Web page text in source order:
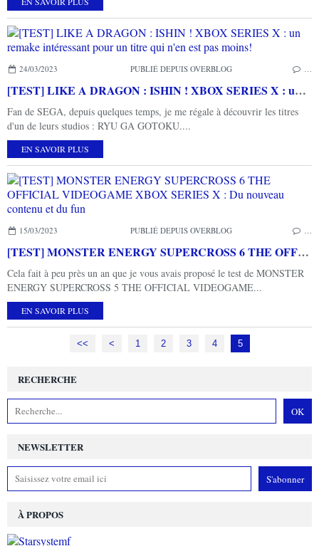
24/03/2023 PUBLIÉ DEPUIS OVERBLOG
[TEST] LIKE A DRAGON : ISHIN ! XBOX SERIES X : un remake intéressant pour un titre qui n'en est pas moins!
Fan de SEGA, depuis quelques temps, je me régale à découvrir les titres
d'un de leurs studios : RYU GA GOTOKU....
EN SAVOIR PLUS
15/03/2023 PUBLIÉ DEPUIS OVERBLOG
[TEST] MONSTER ENERGY SUPERCROSS 6 THE OFFICIAL VIDEOGAME XBOX SERIES X : Du nouveau contenu et du fun
Cela fait à peu près un an que je vous avais proposé le test de MONSTER
ENERGY SUPERCROSS 5 THE OFFICIAL VIDEOGAME...
EN SAVOIR PLUS
<< < 1 2 3 4 5
NEWSLETTER
RECHERCHE
À PROPOS